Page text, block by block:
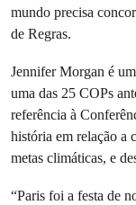
mundo precisa
de Regras.
Jennifer Morgan é
uma das 25 COPs
referência à
história em relação a
metas climáticas, e
“Paris foi a festa de